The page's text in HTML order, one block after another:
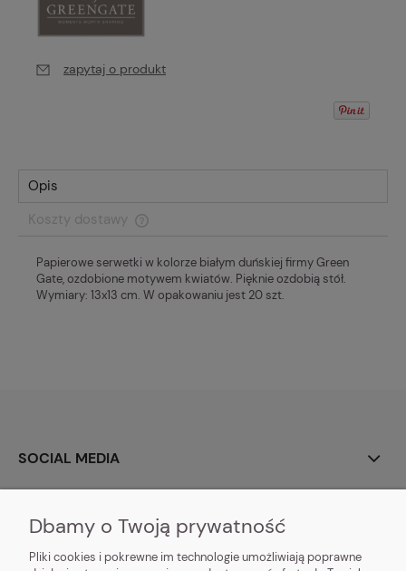
zapytaj o produkt
Opis
Koszty dostawy
Cena nie zawiera ewentualnych kosztów płatności
Papierowe serwetki w kolorze białym duńskiej firmy Green
Gate, ozdobione motywem kwiatów. Pięknie ozdobią stół.
Wymiary: 13x13 cm. W opakowaniu jest 20 szt.
SOCIAL MEDIA
MOJE KONTO
Dbamy o Twoją prywatność
Pliki cookies i pokrewne im technologie umożliwiają poprawne